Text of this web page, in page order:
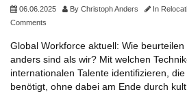
06.06.2025 By Christoph Anders In
Comments
Global Workforce aktuell: Wie
anders sind als wir? Mit welchen
internationalen Talente identifizieren,
benötigt, ohne dabei am Ende durch